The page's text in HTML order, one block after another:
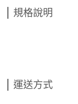
規格說明
運送方式